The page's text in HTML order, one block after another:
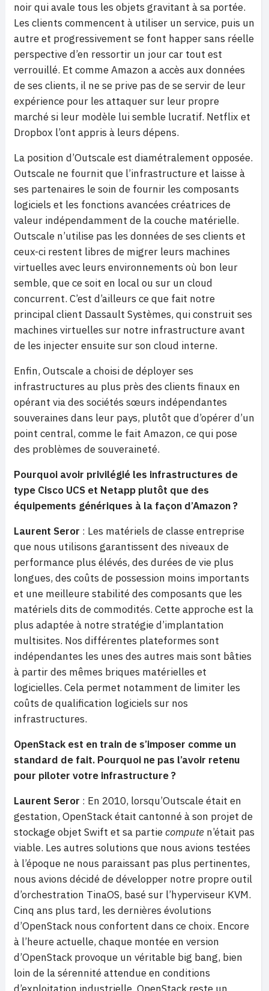
noir qui avale tous les objets gravitant à sa portée.
Les clients commencent à utiliser un service, puis un
autre et progressivement se font happer sans réelle
perspective d’en ressortir un jour car tout est
verrouillé. Et comme Amazon a accès aux données
de ses clients, il ne se prive pas de se servir de leur
expérience pour les attaquer sur leur propre
marché si leur modèle lui semble lucratif. Netflix et
Dropbox l’ont appris à leurs dépens.
La position d’Outscale est diamétralement opposée.
Outscale ne fournit que l’infrastructure et laisse à
ses partenaires le soin de fournir les composants
logiciels et les fonctions avancées créatrices de
valeur indépendamment de la couche matérielle.
Outscale n’utilise pas les données de ses clients et
ceux-ci restent libres de migrer leurs machines
virtuelles avec leurs environnements où bon leur
semble, que ce soit en local ou sur un cloud
concurrent. C’est d’ailleurs ce que fait notre
principal client Dassault Systèmes, qui construit ses
machines virtuelles sur notre infrastructure avant
de les injecter ensuite sur son cloud interne.
Enfin, Outscale a choisi de déployer ses
infrastructures au plus près des clients finaux en
opérant via des sociétés sœurs indépendantes
souveraines dans leur pays, plutôt que d’opérer d’un
point central, comme le fait Amazon, ce qui pose
des problèmes de souveraineté.
Pourquoi avoir privilégié les infrastructures de
type Cisco UCS et Netapp plutôt que des
équipements génériques à la façon d’Amazon ?
Laurent Seror : Les matériels de classe entreprise
que nous utilisons garantissent des niveaux de
performance plus élévés, des durées de vie plus
longues, des coûts de possession moins importants
et une meilleure stabilité des composants que les
matériels dits de commodités. Cette approche est la
plus adaptée à notre stratégie d’implantation
multisites. Nos différentes plateformes sont
indépendantes les unes des autres mais sont bâties
à partir des mêmes briques matérielles et
logicielles. Cela permet notamment de limiter les
coûts de qualification logiciels sur nos
infrastructures.
OpenStack est en train de s’imposer comme un
standard de fait. Pourquoi ne pas l’avoir retenu
pour piloter votre infrastructure ?
Laurent Seror : En 2010, lorsqu’Outscale était en
gestation, OpenStack était cantonné à son projet de
stockage objet Swift et sa partiecompute n’était pas
viable. Les autres solutions que nous avions testées
à l’époque ne nous paraissant pas plus pertinentes,
nous avions décidé de développer notre propre outil
d’orchestration TinaOS, basé sur l’hyperviseur KVM.
Cinq ans plus tard, les dernières évolutions
d’OpenStack nous confortent dans ce choix. Encore
à l’heure actuelle, chaque montée en version
d’OpenStack provoque un véritable big bang, bien
loin de la sérennité attendue en conditions